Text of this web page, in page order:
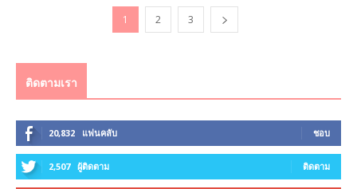
1 2 3
ติดตามเรา
20,832 แฟนคลับ ชอบ
2,507 ผู้ติดตาม ติดตาม